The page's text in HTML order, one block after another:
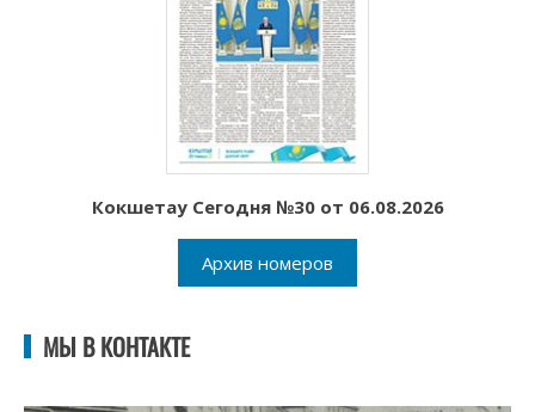
Кокшетау Сегодня №30 от 06.08.2026
Архив номеров
МЫ В КОНТАКТЕ